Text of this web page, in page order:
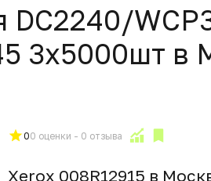
DC2240/
3х5000шт в
00 оценки - 0 отзыва
Xerox 008R12915 в